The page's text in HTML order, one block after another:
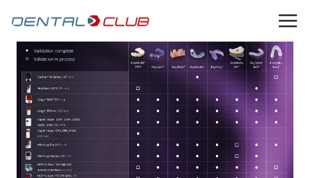
contenuto